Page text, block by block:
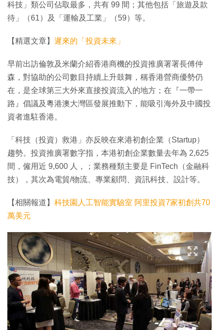
科技」類公司佔取最多，共有 99 間；其他包括「旅遊及款
待」（61）及「運輸及工業」（59）等。
【精選文章】 遲來的「投資未來」
早前出訪倫敦及米蘭介紹香港商機的投資推廣署署長傅仲
森，對協助的公司數目持續上升鼓舞，稱香港營商優勢仍
在，是全球第三大外來直接投資流入的地方；在『一帶一
路』倡議及粵港澳大灣區發展推動下，能吸引海外及中國投
資者進駐香港。
「科技（投資）救港」亦反映在來港初創企業（Startup）
趨勢。投資推廣署數字指，本港初創企業數量去年為 2,625
間，僱用近 9,600 人，；業務種類主要是 FinTech（金融科
技），其次為電貿/物流、專業顧問、資訊科技、設計等。
【相關報道】 科技園人工智能實驗室 阿里投資7家初創共70
萬美元